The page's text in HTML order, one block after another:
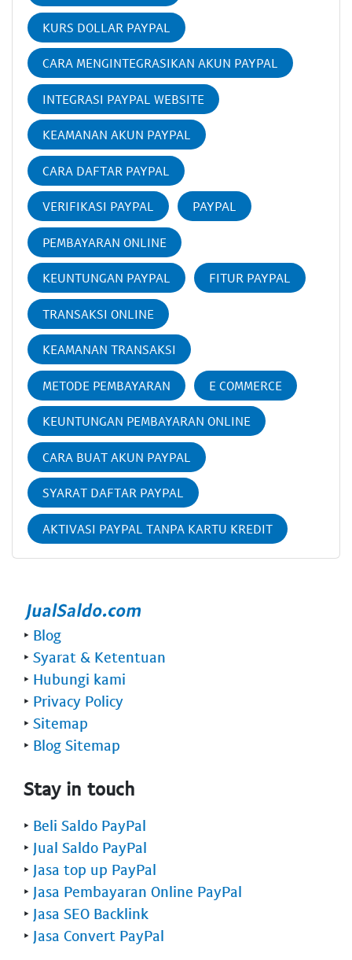
KURS DOLLAR PAYPAL
CARA MENGINTEGRASIKAN AKUN PAYPAL
INTEGRASI PAYPAL WEBSITE
KEAMANAN AKUN PAYPAL
CARA DAFTAR PAYPAL
VERIFIKASI PAYPAL PAYPAL
PEMBAYARAN ONLINE
KEUNTUNGAN PAYPAL FITUR PAYPAL
TRANSAKSI ONLINE
KEAMANAN TRANSAKSI
METODE PEMBAYARAN E COMMERCE
KEUNTUNGAN PEMBAYARAN ONLINE
CARA BUAT AKUN PAYPAL
SYARAT DAFTAR PAYPAL
AKTIVASI PAYPAL TANPA KARTU KREDIT
‣ Blog
‣ Syarat & Ketentuan
‣ Hubungi kami
‣ Privacy Policy
‣ Sitemap
‣ Blog Sitemap
Stay in touch
‣ Beli Saldo PayPal
‣ Jual Saldo PayPal
‣ Jasa top up PayPal
‣ Jasa Pembayaran Online PayPal
‣ Jasa SEO Backlink
‣ Jasa Convert PayPal